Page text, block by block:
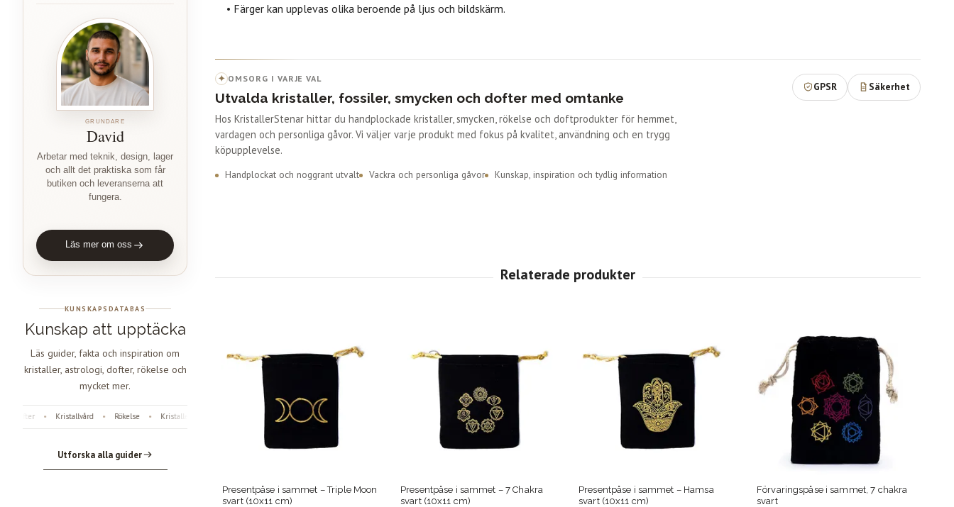
GRUNDARE
David
Arbetar med teknik, design, lager
och allt det praktiska som får
butiken och leveranserna att
fungera.
Läs mer om oss
KUNSKAPSDATABAS
Kunskap att upptäcka
Läs guider, fakta och inspiration om
kristaller, astrologi, dofter, rökelse och
mycket mer.
• Kristallvård • Rökelse • Kristaller Astrologi • Änglanummer • Rökelse •
Utforska alla guider
• Färger kan upplevas olika beroende på ljus och bildskärm.
✦ OMSORG I VARJE VAL
Utvalda kristaller, fossiler, smycken och dofter med omtanke
Hos KristallerStenar hittar du handplockade kristaller, smycken, rökelse och doftprodukter för hemmet,
vardagen och personliga gåvor. Vi väljer varje produkt med fokus på kvalitet, användning och en trygg
köpupplevelse.
Handplockat och noggrant utvalt Vackra och personliga gåvor Kunskap, inspiration och tydlig information
GPSR Säkerhet
Presentpåse i sammet – 7 Chakra
svart (10x11 cm)
Presentpåse i sammet – Hamsa
svart (10x11 cm)
Förvaringspåse i sammet, 7 chakra
svart
Presentpåse i sammet – Svart
(13x18 cm)